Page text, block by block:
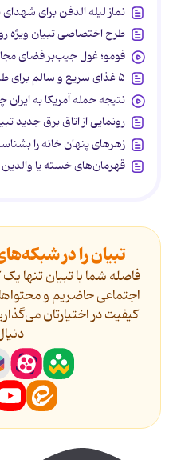
نماز لیله الدفن برای
طرح اختصاصی تبیان ویژه
فومو؛ غول جیب‌بر فضای
۵ غذای سریع و سالم برای طبیعت‌گردی
نتیجه حمله آمریکا به
رونمایی از اتاق برق جدید
زهرهای پنهان خانه را
قهرمان‌های خسته یا
تبیان را در
فاصله شما با تبیان
اجتماعی حاضریم و
کیفیت در اختیارتان